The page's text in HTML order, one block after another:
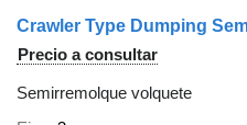
Precio a consultar
Semirremolque volquete